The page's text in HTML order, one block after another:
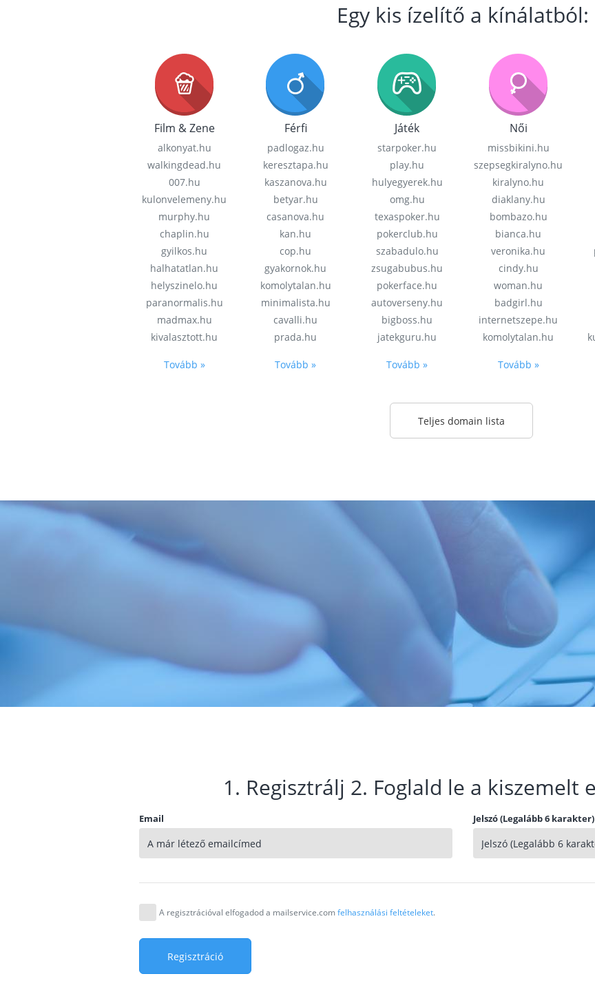
Egy kis ízelítő a kínálatból:
Film & Zene
alkonyat.hu
walkingdead.hu
007.hu
kulonvelemeny.hu
murphy.hu
chaplin.hu
gyilkos.hu
halhatatlan.hu
helyszinelo.hu
paranormalis.hu
madmax.hu
kivalasztott.hu
Tovább »
Férfi
padlogaz.hu
keresztapa.hu
kaszanova.hu
betyar.hu
casanova.hu
kan.hu
cop.hu
gyakornok.hu
komolytalan.hu
minimalista.hu
cavalli.hu
prada.hu
Tovább »
Játék
starpoker.hu
play.hu
hulyegyerek.hu
omg.hu
texaspoker.hu
pokerclub.hu
szabadulo.hu
zsugabubus.hu
pokerface.hu
autoverseny.hu
bigboss.hu
jatekguru.hu
Tovább »
Női
missbikini.hu
szepsegkiralyno.hu
kiralyno.hu
diaklany.hu
bombazo.hu
bianca.hu
veronika.hu
cindy.hu
woman.hu
badgirl.hu
internetszepe.hu
komolytalan.hu
Tovább »
Teljes domain lista
1. Regisztrálj 2. Foglald le a kiszemelt
Email Jelszó (Legalább 6 karakter)
A regisztrációval elfogadod a mailservice.comfelhasználási feltételeket.
Regisztráció